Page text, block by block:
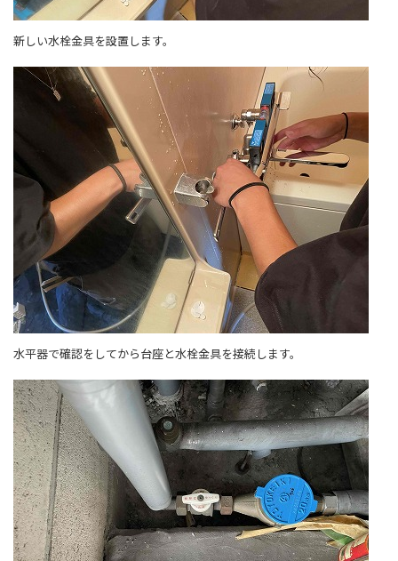
新しい水栓金具を設置します。
水平器で確認をしてから台座と水栓金具を接続します。